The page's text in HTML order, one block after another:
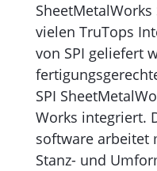
vielen TruTops
von SPI geliefert
SPI
Works integriert.
software arbeitet
Stanz- und